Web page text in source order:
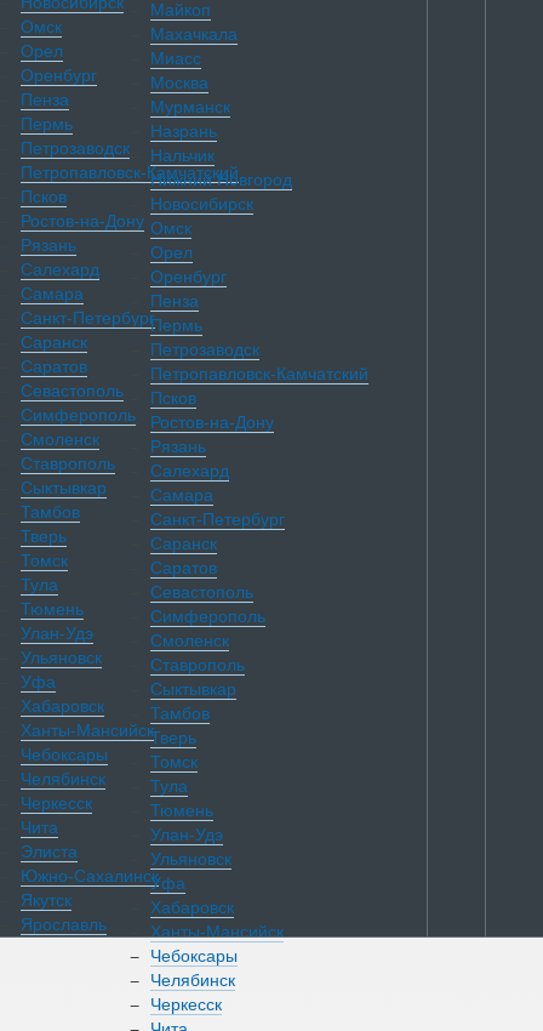
Омск
Орел
Оренбург
Пенза
Пермь
Петрозаводск
Петропавловск-Камчатский
Псков
Ростов-на-Дону
Рязань
Салехард
Самара
Санкт-Петербург
Саранск
Саратов
Севастополь
Симферополь
Смоленск
Ставрополь
Сыктывкар
Тамбов
Тверь
Томск
Тула
Тюмень
Улан-Удэ
Ульяновск
Уфа
Хабаровск
Ханты-Мансийск
Чебоксары
Челябинск
Черкесск
Чита
Элиста
Южно-Сахалинск
Якутск
Ярославль
Майкоп
Махачкала
Миасс
Москва
Мурманск
Назрань
Нальчик
Нижний Новгород
Новосибирск
Омск
Орел
Оренбург
Пенза
Пермь
Петрозаводск
Петропавловск-Камчатский
Псков
Ростов-на-Дону
Рязань
Салехард
Самара
Санкт-Петербург
Саранск
Саратов
Севастополь
Симферополь
Смоленск
Ставрополь
Сыктывкар
Тамбов
Тверь
Томск
Тула
Тюмень
Улан-Удэ
Ульяновск
Уфа
Хабаровск
Ханты-Мансийск
Чебоксары
Челябинск
Черкесск